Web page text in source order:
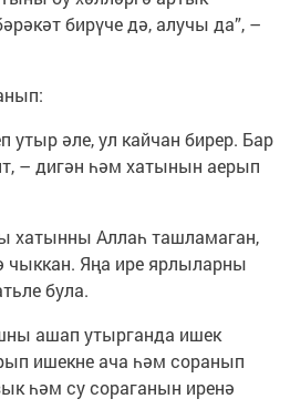
бирүче дә, алучы да”, –
утыр әле, ул кайчан бирер. Бар
– дигән һәм хатынын аерып
хатынны Аллаһ ташламаган,
чыккан. Яңа ире ярлыларны
була.
ашап утыр­ганда ишек
ишекне ача һәм соранып
һәм су сораганын иренә